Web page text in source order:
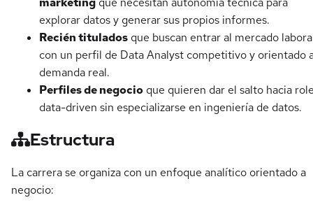
explorar datos y generar sus propios informes.
Recién titulados que buscan entrar al mercado
con un perfil de Data Analyst competitivo y orientado
demanda real.
Perfiles de negocio que quieren dar el salto hacia
data-driven sin especializarse en ingeniería de datos.
Estructura
La carrera se organiza con un enfoque analítico orientado a
negocio: